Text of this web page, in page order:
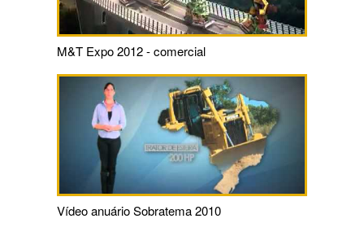
M&T Expo 2012 - comercial
Vídeo anuário Sobratema 2010